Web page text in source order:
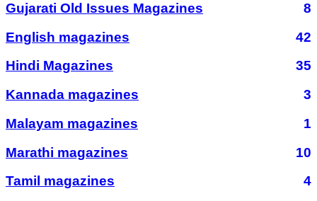
Gujarati Old Issues Magazines
8
English magazines
42
Hindi Magazines
35
Kannada magazines
3
Malayam magazines
1
Marathi magazines
10
Tamil magazines
4